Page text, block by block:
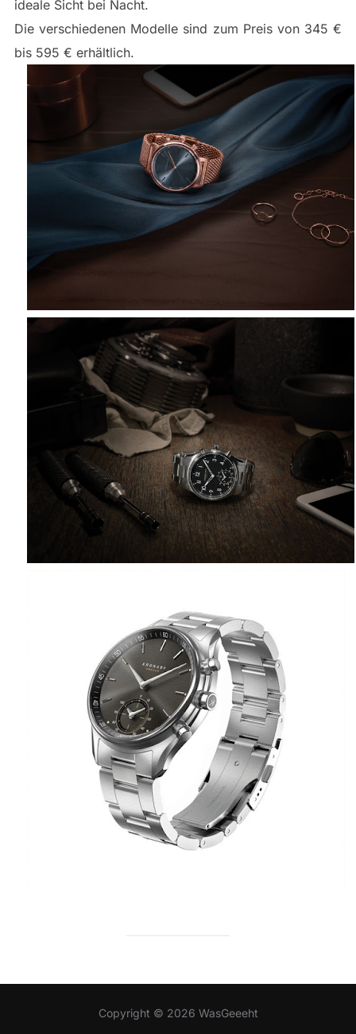
ideale Sicht bei Nacht.
Die verschiedenen Modelle sind zum Preis von 345 €
bis 595 € erhältlich.
Copyright © 2026 WasGeeeht